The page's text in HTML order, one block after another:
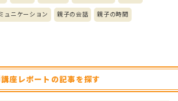
ュニケーション 親子の会話 親子の時間
講座レポートの記事を探す